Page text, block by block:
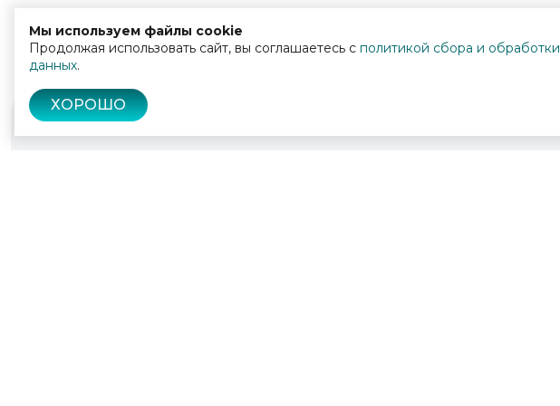
Мы используем файлы cookie
Продолжая использовать сайт, вы соглашаетесь с политикой сбора и обработки
данных.
ХОРОШО